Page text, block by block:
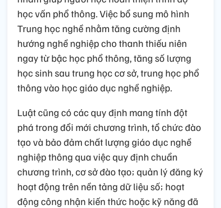
học vấn phổ thông. Việc bổ sung mô hình
Trung học nghề nhằm tăng cường định
hướng nghề nghiệp cho thanh thiếu niên
ngay từ bậc học phổ thông, tăng số lượng
học sinh sau trung học cơ sở, trung học phổ
thông vào học giáo dục nghề nghiệp.
Luật cũng có các quy định mang tính đột
phá trong đổi mới chương trình, tổ chức đào
tạo và bảo đảm chất lượng giáo dục nghề
nghiệp thông qua việc quy định chuẩn
chương trình, cơ sở đào tạo; quản lý đăng ký
hoạt động trên nền tảng dữ liệu số; hoạt
động công nhận kiến thức hoặc kỹ năng đã